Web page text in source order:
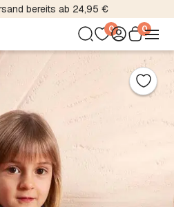
bereits ab 24,95 €
0 0